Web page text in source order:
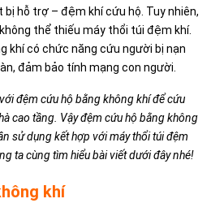
hỗ trợ – đệm khí cứu hộ. Tuy nhiên,
thể thiếu máy thổi túi đệm khí.
khí có chức năng cứu người bị nạn
đảm bảo tính mạng con người.
đệm cứu hộ bằng không khí để cứu
cao tầng. Vậy đệm cứu hộ bằng không
sử dụng kết hợp với máy thổi túi đệm
ta cùng tìm hiểu bài viết dưới đây nhé!
khí